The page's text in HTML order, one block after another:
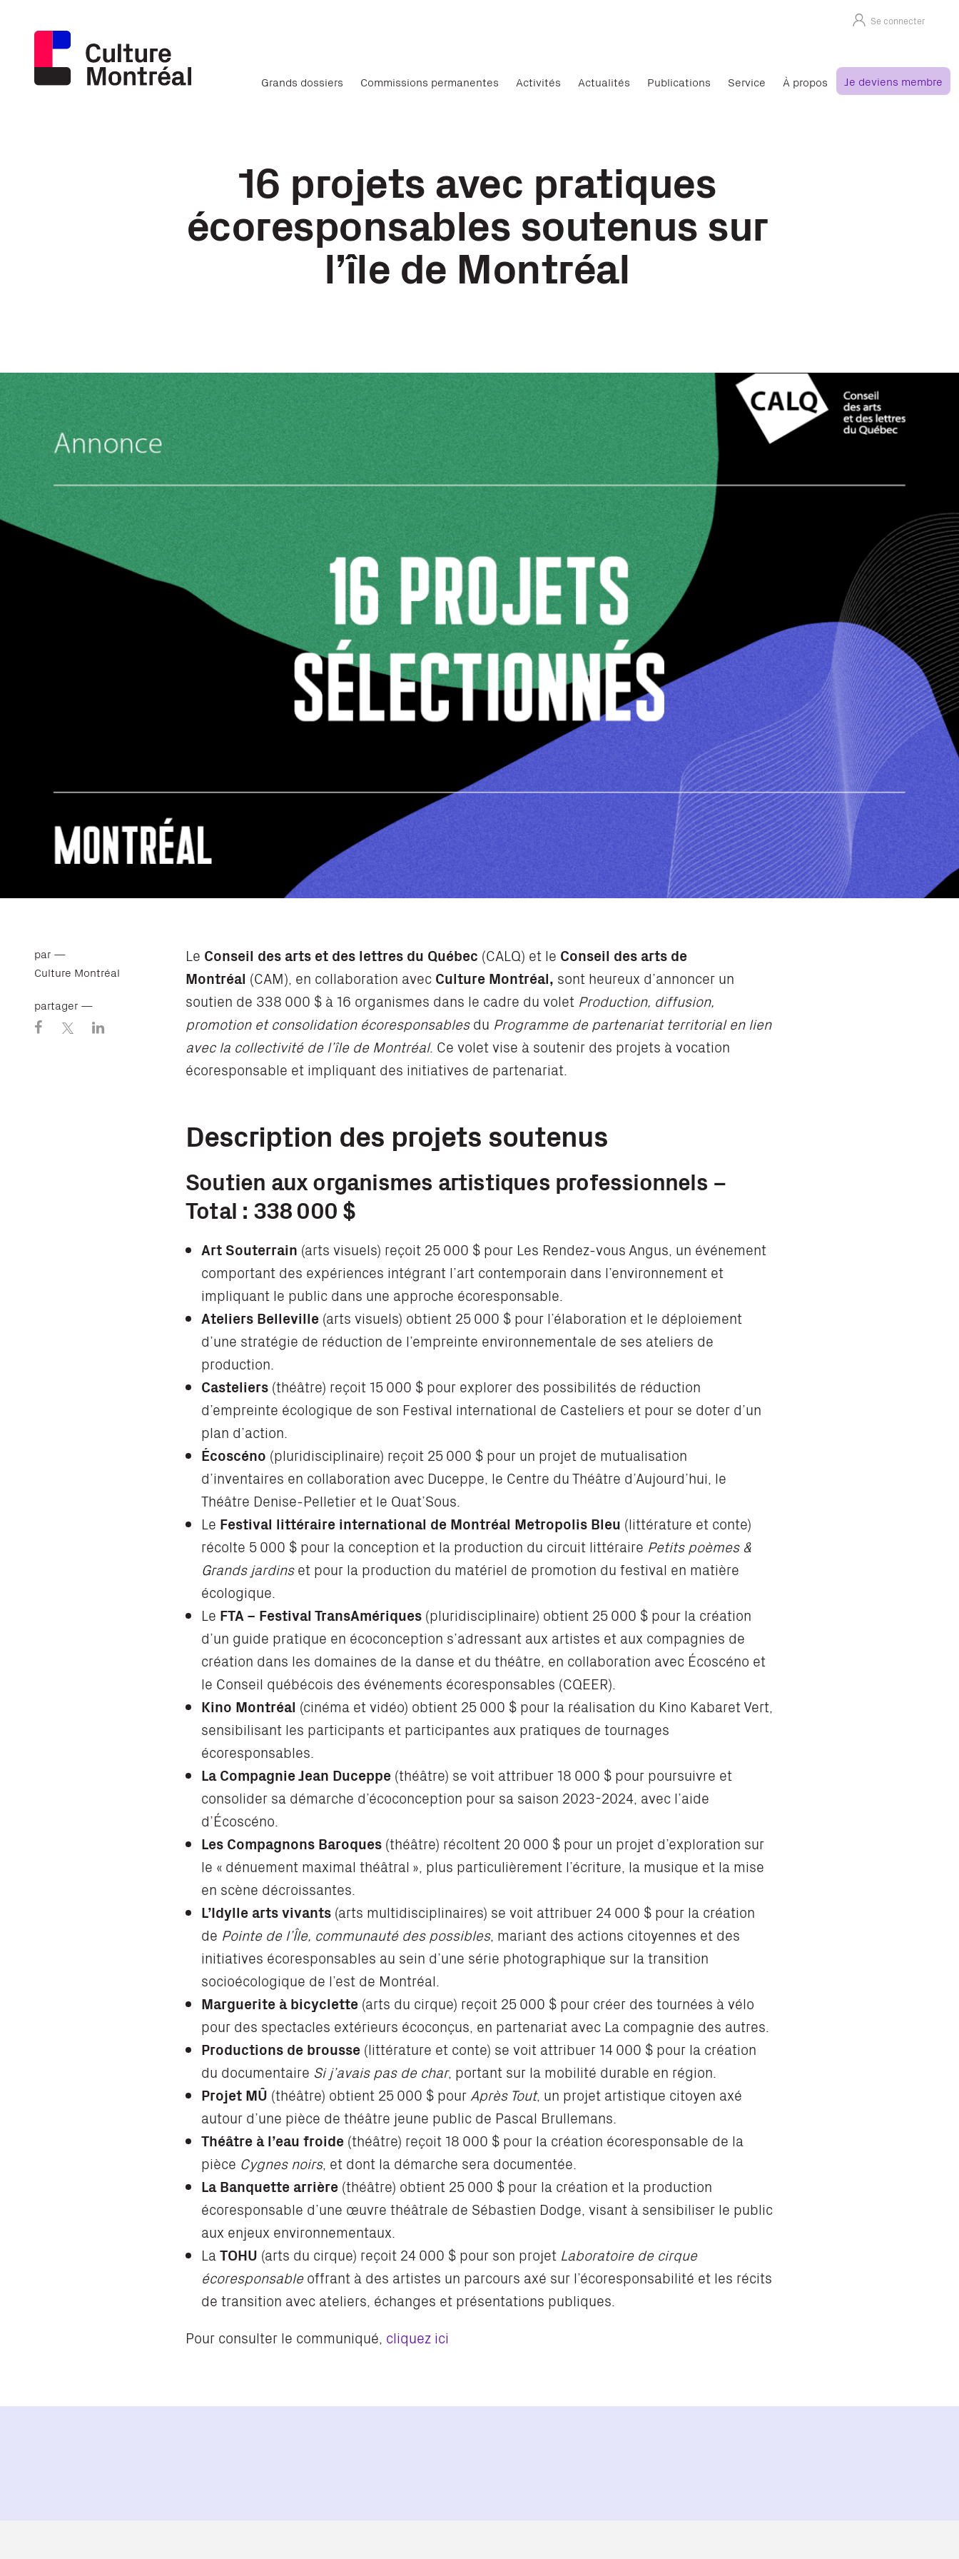
Se connecter
Grands dossiers Commissions permanentes Activités Actualités Publications Service À propos Je deviens membre
16 projets avec pratiques
écoresponsables soutenus sur
l’île de Montréal
par —
Culture Montréal
partager —
Le Conseil des arts et des lettres du Québec (CALQ) et le Conseil des arts de
Montréal (CAM), en collaboration avec Culture Montréal, sont heureux d’annoncer un
soutien de 338 000 $ à 16 organismes dans le cadre du volet Production, diffusion,
promotion et consolidation écoresponsablesdu Programme de partenariat territorial en lien
avec la collectivité de l’île de Montréal. Ce volet vise à soutenir des projets à vocation
écoresponsable et impliquant des initiatives de partenariat.
Description des projets soutenus
Soutien aux organismes artistiques professionnels –
Total : 338 000 $
Art Souterrain (arts visuels) reçoit 25 000 $ pour Les Rendez-vous Angus, un événement
comportant des expériences intégrant l’art contemporain dans l’environnement et
impliquant le public dans une approche écoresponsable.
Ateliers Belleville (arts visuels) obtient 25 000 $ pour l’élaboration et le déploiement
d’une stratégie de réduction de l’empreinte environnementale de ses ateliers de
production.
Casteliers (théâtre) reçoit 15 000 $ pour explorer des possibilités de réduction
d’empreinte écologique de son Festival international de Casteliers et pour se doter d’un
plan d’action.
Écoscéno (pluridisciplinaire) reçoit 25 000 $ pour un projet de mutualisation
d’inventaires en collaboration avec Duceppe, le Centre du Théâtre d’Aujourd’hui, le
Théâtre Denise-Pelletier et le Quat’Sous.
Le Festival littéraire international de Montréal Metropolis Bleu (littérature et conte)
récolte 5 000 $ pour la conception et la production du circuit littéraire Petits poèmes &
Grands jardinset pour la production du matériel de promotion du festival en matière
écologique.
Le FTA – Festival TransAmériques (pluridisciplinaire) obtient 25 000 $ pour la création
d’un guide pratique en écoconception s’adressant aux artistes et aux compagnies de
création dans les domaines de la danse et du théâtre, en collaboration avec Écoscéno et
le Conseil québécois des événements écoresponsables (CQEER).
Kino Montréal (cinéma et vidéo) obtient 25 000 $ pour la réalisation du Kino Kabaret Vert,
sensibilisant les participants et participantes aux pratiques de tournages
écoresponsables.
La Compagnie Jean Duceppe (théâtre) se voit attribuer 18 000 $ pour poursuivre et
consolider sa démarche d’écoconception pour sa saison 2023-2024, avec l’aide
d’Écoscéno.
Les Compagnons Baroques (théâtre) récoltent 20 000 $ pour un projet d’exploration sur
le « dénuement maximal théâtral », plus particulièrement l’écriture, la musique et la mise
en scène décroissantes.
L’Idylle arts vivants (arts multidisciplinaires) se voit attribuer 24 000 $ pour la création
de Pointe de l’Île, communauté des possibles, mariant des actions citoyennes et des
initiatives écoresponsables au sein d’une série photographique sur la transition
socioécologique de l’est de Montréal.
Marguerite à bicyclette (arts du cirque) reçoit 25 000 $ pour créer des tournées à vélo
pour des spectacles extérieurs écoconçus, en partenariat avec La compagnie des autres.
Productions de brousse (littérature et conte) se voit attribuer 14 000 $ pour la création
du documentaire Si j’avais pas de char, portant sur la mobilité durable en région.
Projet MÛ (théâtre) obtient 25 000 $ pour Après Tout, un projet artistique citoyen axé
autour d’une pièce de théâtre jeune public de Pascal Brullemans.
Théâtre à l’eau froide (théâtre) reçoit 18 000 $ pour la création écoresponsable de la
pièce Cygnes noirs, et dont la démarche sera documentée.
La Banquette arrière (théâtre) obtient 25 000 $ pour la création et la production
écoresponsable d’une œuvre théâtrale de Sébastien Dodge, visant à sensibiliser le public
aux enjeux environnementaux.
LaTOHU (arts du cirque) reçoit 24 000 $ pour son projet Laboratoire de cirque
écoresponsableoffrant à des artistes un parcours axé sur l’écoresponsabilité et les récits
de transition avec ateliers, échanges et présentations publiques.
Pour consulter le communiqué, cliquez ici